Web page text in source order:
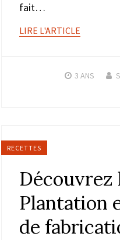
fait…
LIRE L'ARTICLE
3 ANS
RECETTES
Découvrez
Plantation
de